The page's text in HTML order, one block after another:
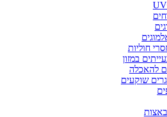
חוליות
במזון
להאכלה
שוקעים